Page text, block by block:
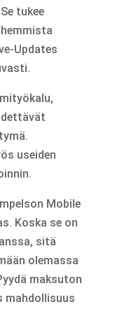
tukee
Updates
useiden
Mobile
Koska se on
sitä
olemassa
maksuton
mahdollisuus